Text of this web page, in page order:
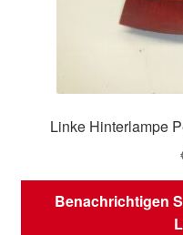
Linke Hinterlampe
Benachrichtigen